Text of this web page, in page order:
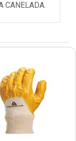
CANELADA.